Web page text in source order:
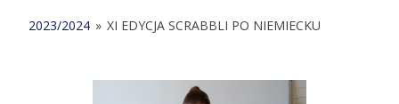
2023/2024 » XI EDYCJA SCRABBLI PO NIEMIECKU